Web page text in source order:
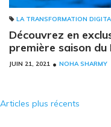
LA TRANSFORMATION
Découvrez en
première saison du
JUIN 21, 2021 • NOHA SHARMY
Navigation
Articles plus récents